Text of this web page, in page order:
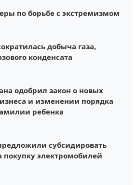
по борьбе с экстремизмом
добыча газа,
конденсата
одобрил закон о новых
и изменении порядка
ребенка
субсидировать
покупку электромобилей